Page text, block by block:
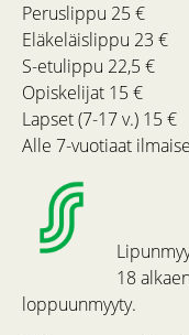
Peruslippu 25 €
Eläkeläislippu 23 €
S-etulippu 22,5 €
Opiskelijat 15 €
Lapset (7-17 v.) 15 €
Alle 7-vuotiaat
18
loppuunmyyty.